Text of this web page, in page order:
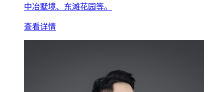
中冶墅境、东滩花园等。
查看详情